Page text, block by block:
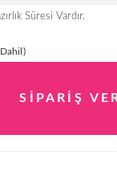
Süresi Vardır.